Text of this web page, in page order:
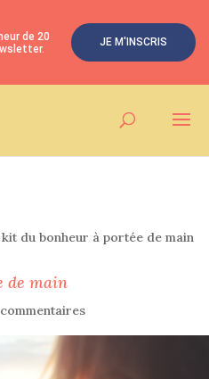
kit du bonheur à portée de main
de main
de 20
JE M'INSCRIS